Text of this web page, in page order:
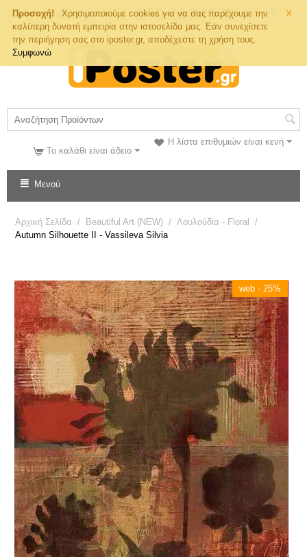
×
Προσοχή!
Χρησιμοποιούμε cookies για να σας παρέχουμε την
καλύτερη δυνατή εμπειρία στην ιστοσελίδα μας. Εάν συνεχίσετε
την περιήγηση σας στο iposter.gr, αποδέχεστε τη χρήση τους.
Συμφωνώ
Τηλ. Παραγγελιών
Η λίστα επιθυμιών είναι κενή
Το καλάθι είναι άδειο
Μενού
Αρχική Σελίδα / Beautiful Art (NEW) / Λουλούδια - Floral
/
Autumn Silhouette II - Vassileva Silvia
web - 25%